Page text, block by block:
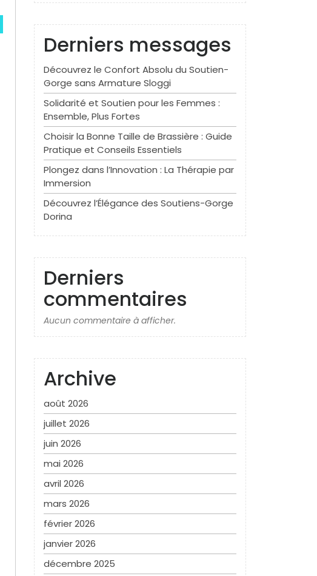
Derniers messages
Découvrez le Confort Absolu du Soutien-
Gorge sans Armature Sloggi
Solidarité et Soutien pour les Femmes :
Ensemble, Plus Fortes
Choisir la Bonne Taille de Brassière : Guide
Pratique et Conseils Essentiels
Plongez dans l’Innovation : La Thérapie par
Immersion
Découvrez l’Élégance des Soutiens-Gorge
Dorina
Derniers
commentaires
Aucun commentaire à afficher.
Archive
août 2026
juillet 2026
juin 2026
mai 2026
avril 2026
mars 2026
février 2026
janvier 2026
décembre 2025